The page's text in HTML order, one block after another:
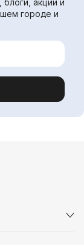
акции и
городе и